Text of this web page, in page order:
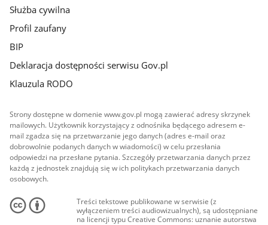
Służba cywilna
Profil zaufany
BIP
Deklaracja dostępności serwisu Gov.pl
Klauzula RODO
Strony dostępne w domenie www.gov.pl mogą zawierać adresy skrzynek
mailowych. Użytkownik korzystający z odnośnika będącego adresem e-
mail zgadza się na przetwarzanie jego danych (adres e-mail oraz
dobrowolnie podanych danych w wiadomości) w celu przesłania
odpowiedzi na przesłane pytania. Szczegóły przetwarzania danych przez
każdą z jednostek znajdują się w ich politykach przetwarzania danych
osobowych.
Treści tekstowe publikowane w serwisie (z
wyłączeniem treści audiowizualnych), są udostępniane
na licencji typu Creative Commons: uznanie autorstwa